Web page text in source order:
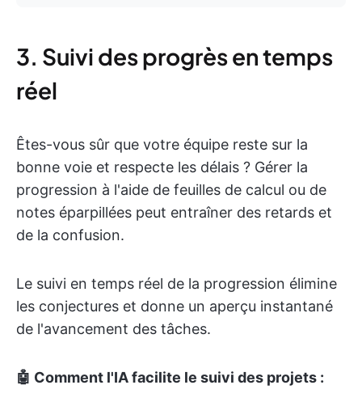
3. Suivi des progrès en temps
réel
Êtes-vous sûr que votre équipe reste sur la
bonne voie et respecte les délais ? Gérer la
progression à l'aide de feuilles de calcul ou de
notes éparpillées peut entraîner des retards et
de la confusion.
Le suivi en temps réel de la progression élimine
les conjectures et donne un aperçu instantané
de l'avancement des tâches.
🤖 Comment l'IA facilite le suivi des projets :